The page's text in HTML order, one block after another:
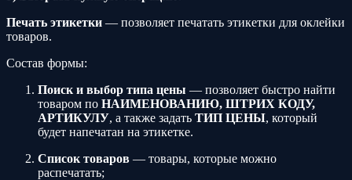
Печать этикетки — позволяет печатать этикетки для оклейки
товаров.
Состав формы:
Поиск и выбор типа цены — позволяет быстро найти
товаром по НАИМЕНОВАНИЮ, ШТРИХ КОДУ,
АРТИКУЛУ, а также задать ТИП ЦЕНЫ, который
будет напечатан на этикетке.
Список товаров — товары, которые можно
распечатать;